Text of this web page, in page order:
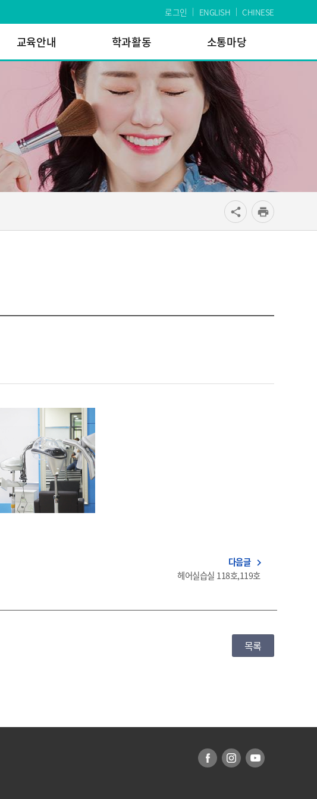
로그인 ENGLISH CHINESE
교육안내 학과활동 소통마당
공유
share print
다음글 navigate_next
헤어실습실 118호,119호
목록